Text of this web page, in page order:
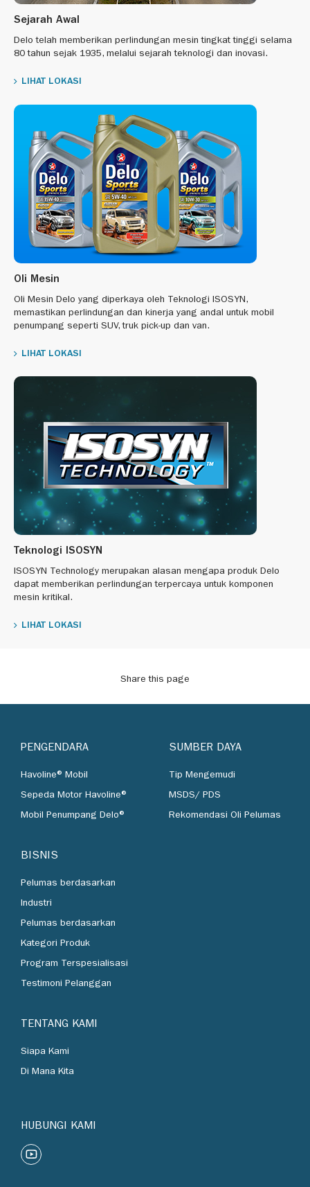
Sejarah Awal
Delo telah memberikan perlindungan mesin tingkat tinggi selama
80 tahun sejak 1935, melalui sejarah teknologi dan inovasi.
LIHAT LOKASI
Oli Mesin
Oli Mesin Delo yang diperkaya oleh Teknologi ISOSYN,
memastikan perlindungan dan kinerja yang andal untuk mobil
penumpang seperti SUV, truk pick-up dan van.
LIHAT LOKASI
Teknologi ISOSYN
ISOSYN Technology merupakan alasan mengapa produk Delo
dapat memberikan perlindungan terpercaya untuk komponen
mesin kritikal.
LIHAT LOKASI
Share this page
PENGENDARA
Havoline® Mobil
Sepeda Motor Havoline®
Mobil Penumpang Delo®
BISNIS
Pelumas berdasarkan
Industri
Pelumas berdasarkan
Kategori Produk
Program Terspesialisasi
Testimoni Pelanggan
TENTANG KAMI
Siapa Kami
Di Mana Kita
SUMBER DAYA
Tip Mengemudi
MSDS/ PDS
Rekomendasi Oli Pelumas
HUBUNGI KAMI